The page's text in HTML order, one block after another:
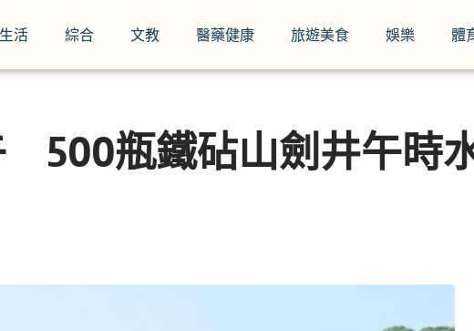
生活 綜合 文教 醫藥健康 旅遊美食 娛樂 體
500瓶鐵砧山劍井午時